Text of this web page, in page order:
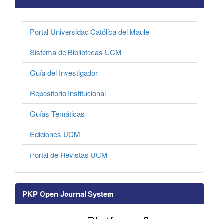
Portal Universidad Católica del Maule
Sistema de Bibliotecas UCM
Guía del Investigador
Repositorio Institucional
Guías Temáticas
Ediciones UCM
Portal de Revistas UCM
PKP Open Journal System